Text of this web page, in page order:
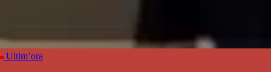
Ultim’ora